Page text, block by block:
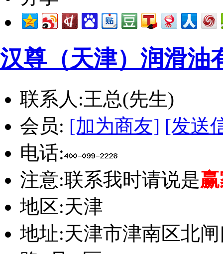
汉尊（天津）润滑油
联系人:王总(先生)
会员: [加为商友] [发送
电话:
注意:联系我时请说是
地区:天津
地址:天津市津南区北